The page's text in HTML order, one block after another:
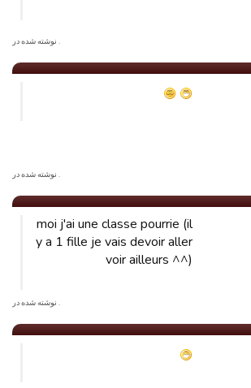
. نوشته شده در
. نوشته شده در
moi j'ai une classe pourrie (il
y a 1 fille je vais devoir aller
voir ailleurs ^^)
. نوشته شده در